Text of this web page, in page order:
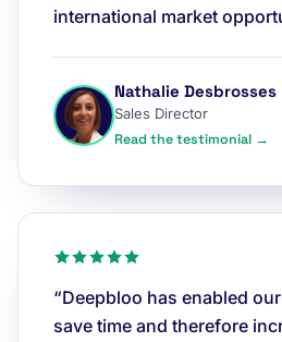
international market
Nathalie Desbrosses
Sales Director
Read the testimonial →
“Deepbloo has enabled
save time and therefore